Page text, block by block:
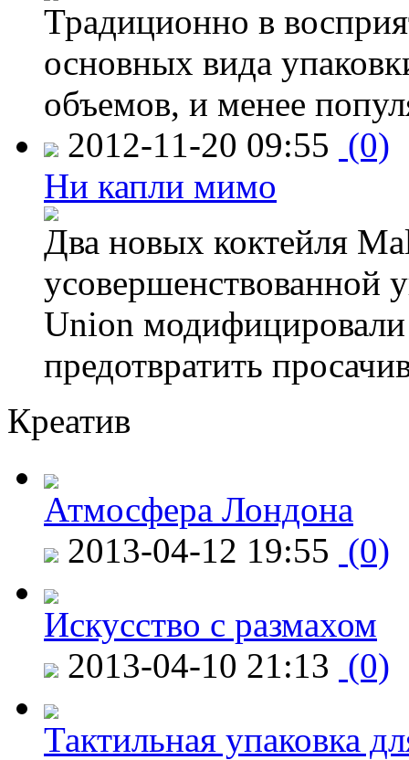
Традиционно в
основных вида
объемов, и менее
2012-11-20 09:55 (0)
Ни капли мимо
Два новых коктейля
усовершенствованной
Union модифицировали
предотвратить
Креатив
Атмосфера Лондона
2013-04-12 19:55 (0)
Искусство с размахом
2013-04-10 21:13 (0)
Тактильная упаковка